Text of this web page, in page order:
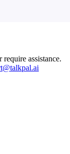
assistance.